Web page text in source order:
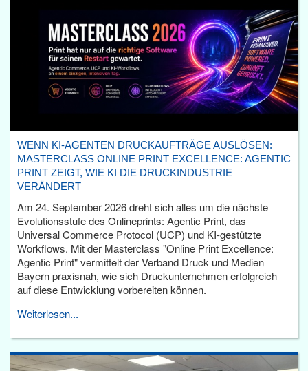
WENN KI-AGENTEN DRUCKAUFTRÄGE AUSLÖSEN:
MASTERCLASS ONLINE PRINT EXCELLENCE: AGENTIC
PRINT ZEIGT, WIE KI DIE DRUCKINDUSTRIE
VERÄNDERT
Am 24. September 2026 dreht sich alles um die nächste
Evolutionsstufe des Onlineprints: Agentic Print, das
Universal Commerce Protocol (UCP) und KI-gestützte
Workflows. Mit der Masterclass "Online Print Excellence:
Agentic Print" vermittelt der Verband Druck und Medien
Bayern praxisnah, wie sich Druckunternehmen erfolgreich
auf diese Entwicklung vorbereiten können.
Weiterlesen...